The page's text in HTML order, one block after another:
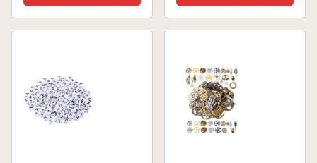
Alicate Pinzas para
DIY Hacer Joyas y
Tapas de Joyería para
Cuero, Accesorios de